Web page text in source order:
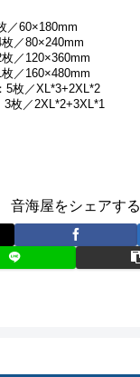
／60×180mm
／80×240mm
／120×360mm
／160×480mm
5枚／XL*3+2XL*2
3枚／2XL*2+3XL*1
音海屋をシェアする